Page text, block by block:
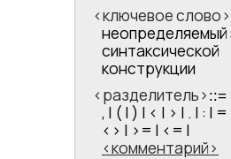
<​ключевое слово​>
неопределяемый
синтаксической
конструкции
<​разделитель​> ::=
, | ( | ) | <​ | ​> | . | : | =
<​​> | ​>= | <​= |
комментарий